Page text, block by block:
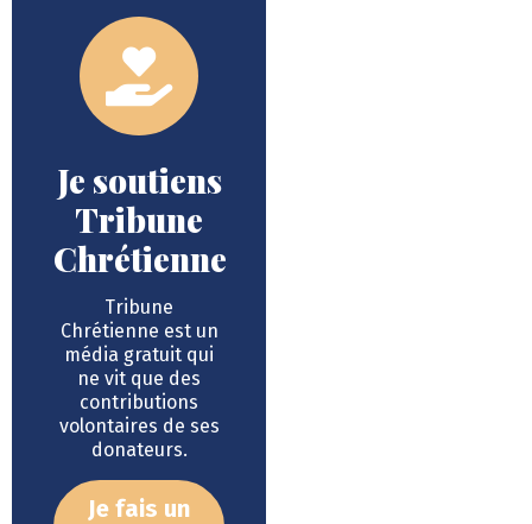
Je soutiens
Tribune
Chrétienne
Tribune
Chrétienne est un
média gratuit qui
ne vit que des
contributions
volontaires de ses
donateurs.
Je fais un